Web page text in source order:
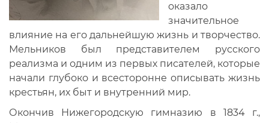
оказало
значительное
влияние на его дальнейшую жизнь и творчество.
Мельников был представителем русского
реализма и одним из первых писателей, которые
начали глубоко и всесторонне описывать жизнь
крестьян, их быт и внутренний мир.
Окончив Нижегородскую гимназию в 1834 г.,